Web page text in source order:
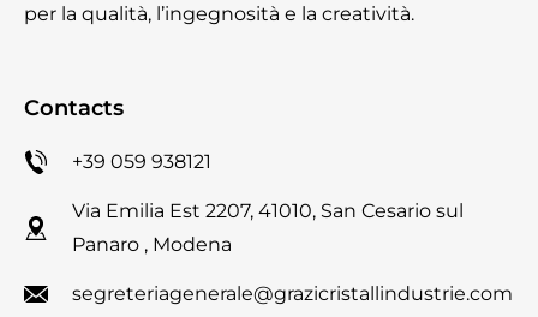
per la qualità, l’ingegnosità e la creatività.
Contacts
+39 059 938121
Via Emilia Est 2207, 41010, San Cesario sul
Panaro , Modena
segreteriagenerale@grazicristallindustrie.com